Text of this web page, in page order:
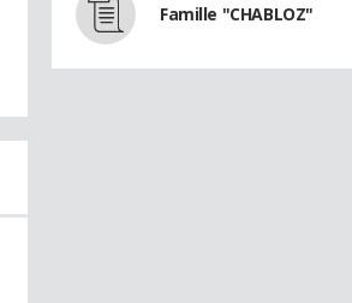
Famille "CHABLOZ"